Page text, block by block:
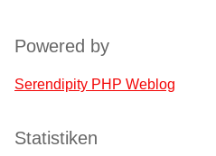
Powered by
Serendipity PHP Weblog
Statistiken